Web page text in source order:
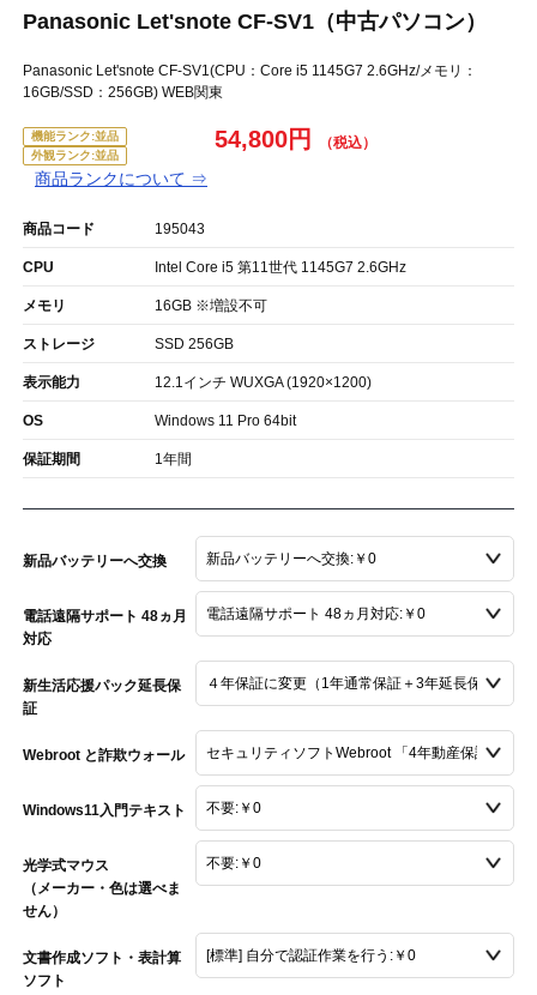
Panasonic Let'snote CF-SV1（中古パソコン）
Panasonic Let'snote CF-SV1(CPU：Core i5 1145G7 2.6GHz/メモリ：
16GB/SSD：256GB) WEB関東
機能ランク:並品
外観ランク:並品
商品ランクについて ⇒
54,800円
商品コード 195043
CPU Intel Core i5 第11世代 1145G7 2.6GHz
メモリ 16GB ※増設不可
ストレージ SSD 256GB
表示能力 12.1インチ WUXGA (1920×1200)
OS Windows 11 Pro 64bit
保証期間 1年間
新品バッテリーへ交換
電話遠隔サポート 48ヵ月
対応
新生活応援パック延長保
証
Webroot と詐欺ウォール
Windows11入門テキスト
光学式マウス
（メーカー・色は選べま
せん）
文書作成ソフト・表計算
ソフト